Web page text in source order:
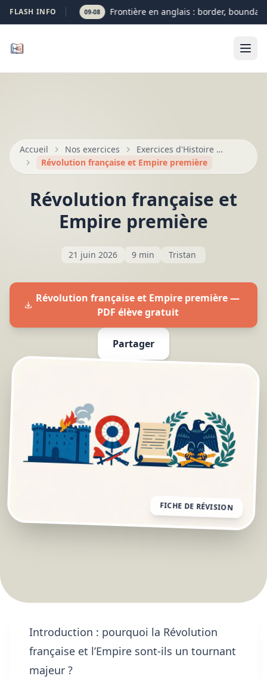
FLASH INFO 09-08 Frontière en anglais : border,
Accueil Nos exercices
Exercices d'Histoire — Seconde, Première, Terminale
Révolution française et Empire première
Révolution française et
Empire première
21 juin 2026 9 min Tristan
Révolution française et Empire première —
PDF élève gratuit
Partager
FICHE DE RÉVISION
Introduction : pourquoi la Révolution
française et l’Empire sont-ils un tournant
majeur ?